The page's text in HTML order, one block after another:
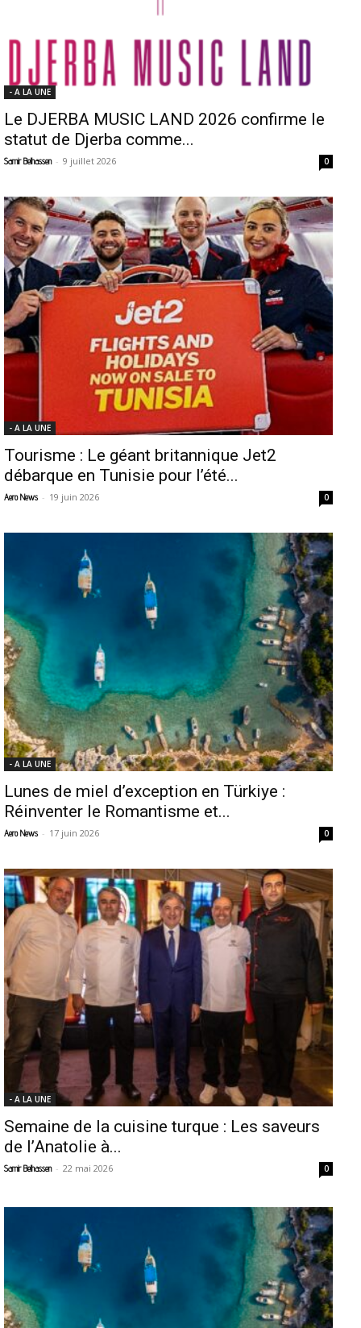
- A LA UNE
Le DJERBA MUSIC LAND 2026 confirme le
statut de Djerba comme...
Samir Belhassen - 9 juillet 2026 0
- A LA UNE
Tourisme : Le géant britannique Jet2
débarque en Tunisie pour l’été...
Aero News - 19 juin 2026 0
- A LA UNE
Lunes de miel d’exception en Türkiye :
Réinventer le Romantisme et...
Aero News - 17 juin 2026 0
- A LA UNE
Semaine de la cuisine turque : Les saveurs
de l’Anatolie à...
Samir Belhassen - 22 mai 2026 0